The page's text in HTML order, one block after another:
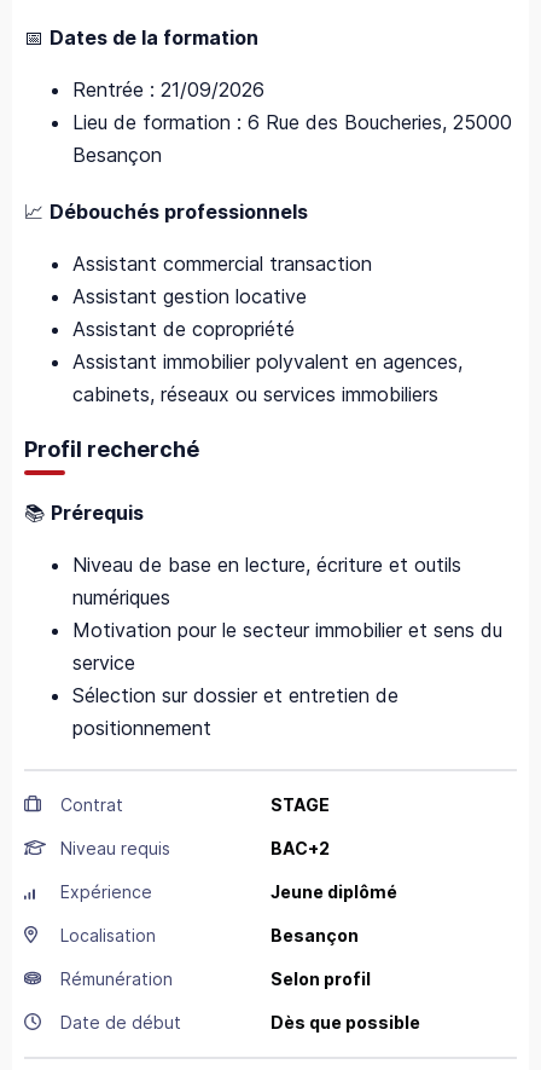
📅 Dates de la formation
Rentrée : 21/09/2026
Lieu de formation : 6 Rue des Boucheries, 25000
Besançon
📈 Débouchés professionnels
Assistant commercial transaction
Assistant gestion locative
Assistant de copropriété
Assistant immobilier polyvalent en agences,
cabinets, réseaux ou services immobiliers
Profil recherché
📚 Prérequis
Niveau de base en lecture, écriture et outils
numériques
Motivation pour le secteur immobilier et sens du
service
Sélection sur dossier et entretien de
positionnement
Contrat STAGE
Niveau requis BAC+2
Expérience Jeune diplômé
Localisation Besançon
Rémunération Selon profil
Date de début Dès que possible